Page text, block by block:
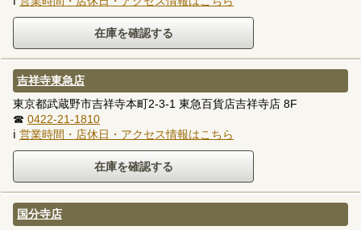
吉祥寺東急店
東京都武蔵野市吉祥寺本町2-3-1 東急百貨店吉祥寺店 8F
☎ 0422-21-1810
ℹ 営業時間・店休日・アクセス情報はこちら
国分寺店